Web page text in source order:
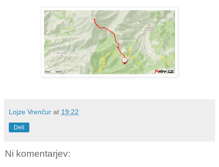
Lojze Vrenčur at 19:22
Deli
Ni komentarjev: